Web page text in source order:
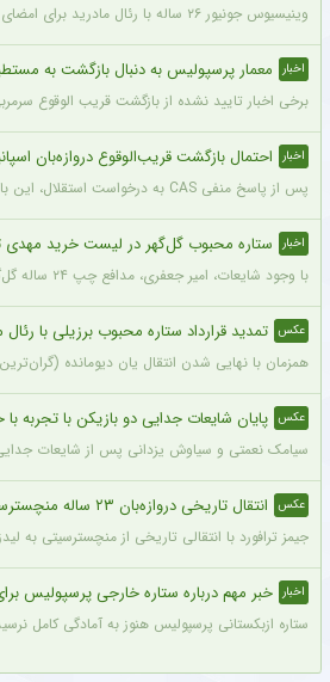
وینیسیوس جونیور ۲۶ ساله با رئال مادرید برای امضای قراردادی بلندمدت به توافق رسید که او را تا سال ۲۰۳۲ در سانتیاگو برنابئو نگه خواهد داشت و به شایعات درباره احتمال جدایی‌اش از این باشگاه پایان می‌دهد.
اخبار معمار پرسپولیس به دنبال بازگشت به مستطیل سبز ؛
برخی اخبار تایید نشده از بازگشت قریب الوقوع
اخبار احتمال بازگشت قریب‌الوقوع دروازه‌بان
پس از پاسخ منفی CAS به درخواست استقلال، این باشگاه به درخواست بختیاری‌زاده قصد دارد قرارداد آنتونیو آدان، دروازه‌بان اسپانیایی فصل گذشته، را تمدید کند.
اخبار ستاره محبوب گل‌گهر در لیست خرید مهدی
با وجود شایعات، امیر جعفری، مدافع چپ ۲۴ ساله گل‌گهر، در لیست خرید مهدی تارتار قرار ندارد.
عکس تمدید قرارداد ستاره محبوب برزیلی با
همزمان با نهایی شدن انتقال یان دیومانده (گران‌ترین خرید
عکس پایان شایعات جدایی دو بازیکن با تجربه با
سیامک نعمتی و سیاوش یزدانی پس از شایعات
عکس انتقال تاریخی دروازه‌بان ۲۳ ساله منچسترسیتی به لیدز یونایتد + عکس
جیمز ترافورد با انتقالی تاریخی از منچسترسیتی به
اخبار خبر مهم درباره ستاره خارجی پرسپولیس
ستاره ازبکستانی پرسپولیس هنوز به آمادگی کامل